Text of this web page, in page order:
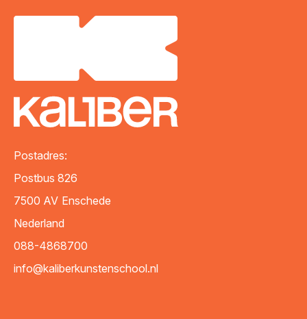
E-mailadres
Telefoonnummer
Woonplaats*
Bericht
Postadres:
Postbus 826
7500 AV Enschede
Nederland
088-4868700
info@kaliberkunstenschool.nl